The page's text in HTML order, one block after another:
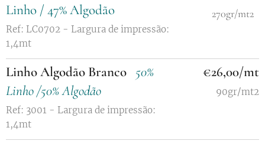
Linho / 47% Algodão
Ref: LC0702 - Largura de impressão:
1,4mt
270gr/mt2
Linho Algodão Branco 50%
Linho /50% Algodão
Ref: 3001 - Largura de impressão:
1,4mt
€26,00/mt
90gr/mt2